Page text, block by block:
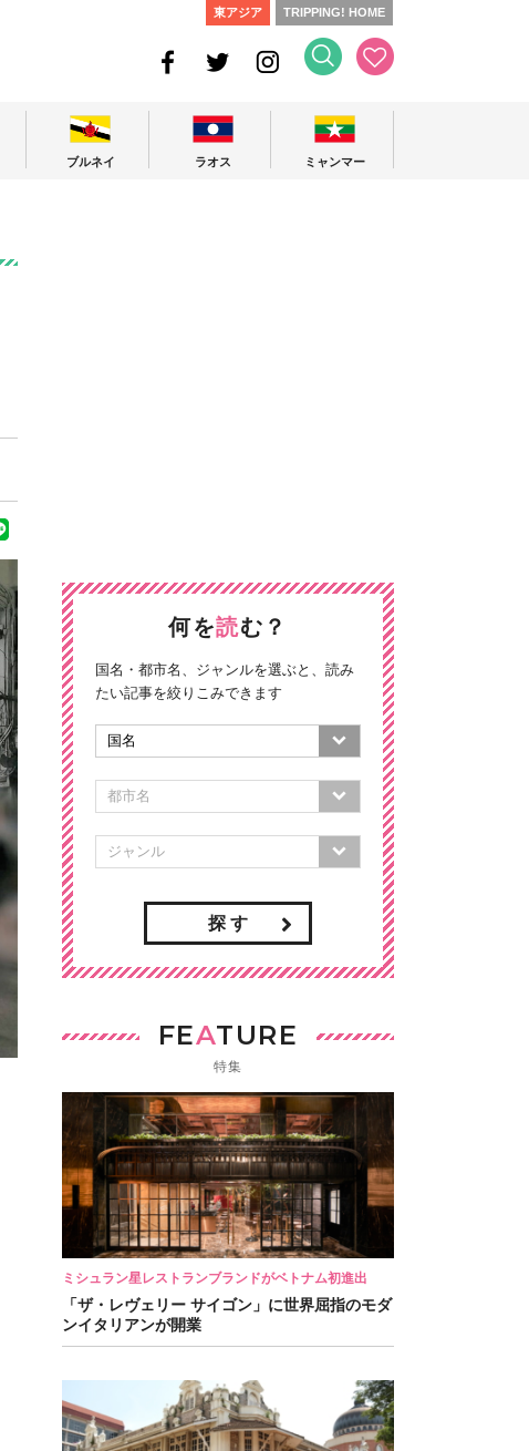
東アジア TRIPPING! HOME
ブルネイ ラオス ミャンマー
何を読む？
国名・都市名、ジャンルを選ぶと、読み
たい記事を絞りこみできます
探 す
FEATURE
特集
ミシュラン星レストランブランドがベトナム初進出
「ザ・レヴェリー サイゴン」に世界屈指のモダ
ンイタリアンが開業